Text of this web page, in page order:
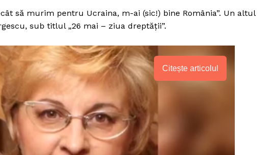
PRESShub
Despre noi / Echipa
Proiecte editoriale
să murim pentru Ucraina, m-ai (sic!) bine România”. Un altul
sub titlul „26 mai – ziua dreptății”.
Citește articolul